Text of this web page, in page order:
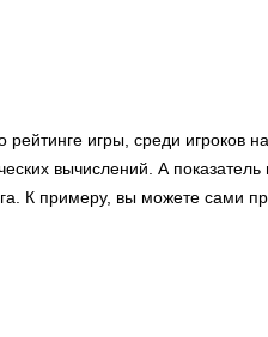
игры, среди игроков
вычислений. А показатель
К примеру, вы можете сами